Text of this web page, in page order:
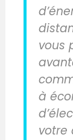
vous
à
votre